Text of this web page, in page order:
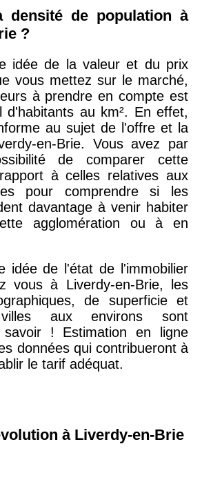
densité de population à
?
idée de la valeur et du prix
vous mettez sur le marché,
à prendre en compte est
d'habitants au km². En effet,
au sujet de l'offre et la
en-Brie. Vous avez par
de comparer cette
à celles relatives aux
pour comprendre si les
davantage à venir habiter
agglomération ou à en
idée de l'état de l'immobilier
vous à Liverdy-en-Brie, les
de superficie et
aux environs sont
savoir ! Estimation en ligne
données qui contribueront à
le tarif adéquat.
à Liverdy-en-Brie